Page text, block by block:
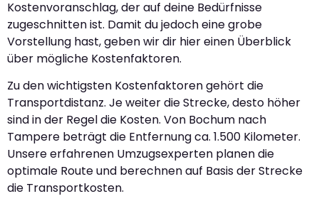
Kostenvoranschlag, der auf deine Bedürfnisse
zugeschnitten ist. Damit du jedoch eine grobe
Vorstellung hast, geben wir dir hier einen Überblick
über mögliche Kostenfaktoren.
Zu den wichtigsten Kostenfaktoren gehört die
Transportdistanz. Je weiter die Strecke, desto höher
sind in der Regel die Kosten. Von Bochum nach
Tampere beträgt die Entfernung ca. 1.500 Kilometer.
Unsere erfahrenen Umzugsexperten planen die
optimale Route und berechnen auf Basis der Strecke
die Transportkosten.